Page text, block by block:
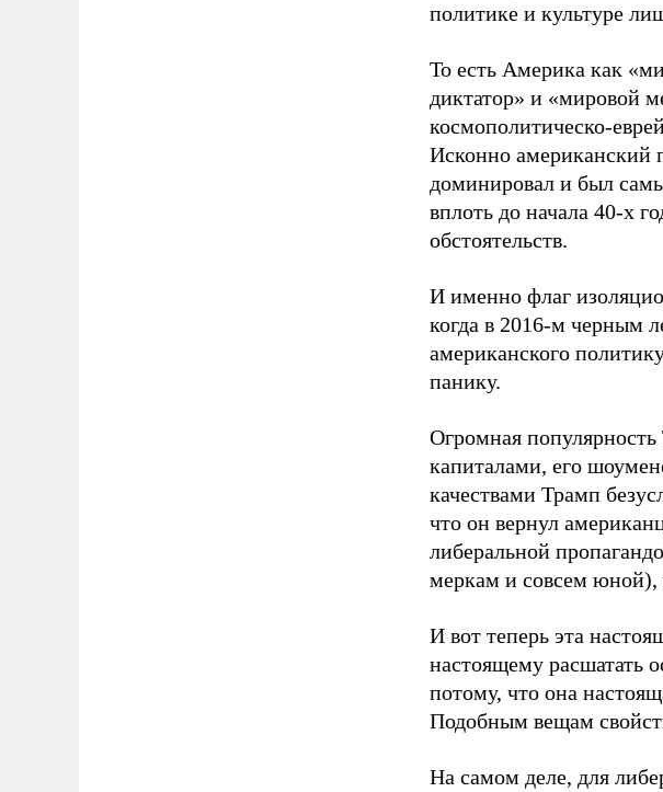
политике и культуре
То есть Америка как
диктатор» и «мировой
космополитическо-
Исконно американский
доминировал и был
вплоть до начала 40-х
обстоятельств.
И именно флаг
когда в 2016-м черным
американского
панику.
Огромная
капиталами, его
качествами Трамп
что он вернул
либеральной
меркам и совсем юной),
И вот теперь эта
настоящему расшатать
потому, что она
Подобным вещам
На самом деле, для